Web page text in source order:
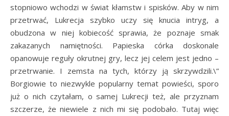
stopniowo wchodzi w świat kłamstw i spisków. Aby w nim
przetrwać, Lukrecja szybko uczy się knucia intryg, a
obudzona w niej kobiecość sprawia, że poznaje smak
zakazanych namiętności. Papieska córka doskonale
opanowuje reguły okrutnej gry, lecz jej celem jest jedno –
przetrwanie. I zemsta na tych, którzy ją skrzywdzili.\”
Borgiowie to niezwykle popularny temat powieści, sporo
już o nich czytałam, o samej Lukrecji też, ale przyznam
szczerze, że niewiele z nich mi się podobało. Tutaj więc